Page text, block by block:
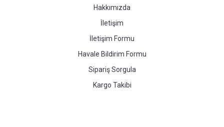
Hakkımızda
İletişim
İletişim Formu
Havale Bildirim Formu
Sipariş Sorgula
Kargo Takibi